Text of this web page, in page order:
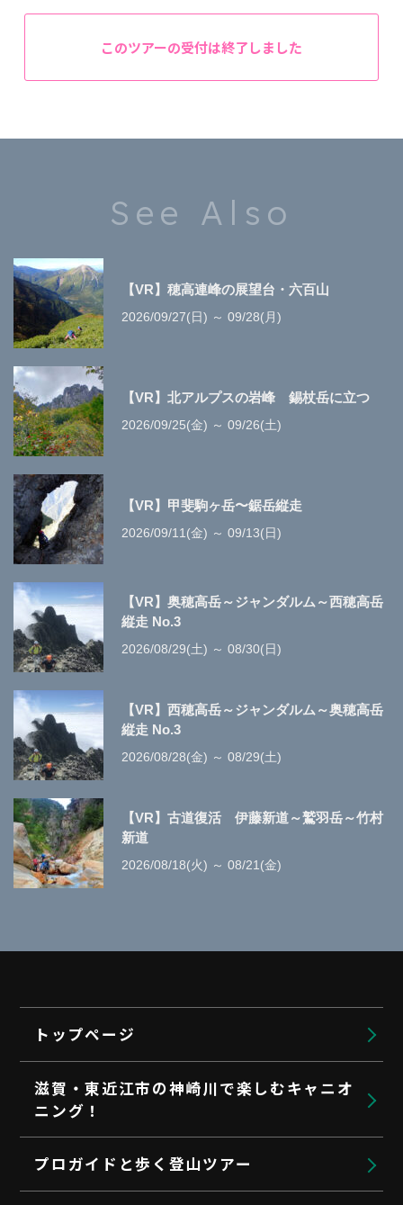
このツアーの受付は終了しました
See Also
【VR】穂高連峰の展望台・六百山
2026/09/27(日) ～ 09/28(月)
【VR】北アルプスの岩峰 錫杖岳に立つ
2026/09/25(金) ～ 09/26(土)
【VR】甲斐駒ヶ岳〜鋸岳縦走
2026/09/11(金) ～ 09/13(日)
【VR】奥穂高岳～ジャンダルム～西穂高岳
縦走 No.3
2026/08/29(土) ～ 08/30(日)
【VR】西穂高岳～ジャンダルム～奥穂高岳
縦走 No.3
2026/08/28(金) ～ 08/29(土)
【VR】古道復活 伊藤新道～鷲羽岳～竹村
新道
2026/08/18(火) ～ 08/21(金)
トップページ
滋賀・東近江市の神崎川で楽しむキャニオ
ニング！
プロガイドと歩く登山ツアー